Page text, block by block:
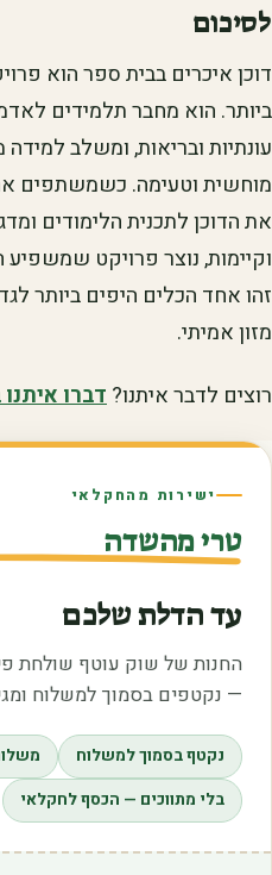
לסיכום
דוכן איכרים בבית ספר הוא
ביותר. הוא מחבר תלמידים
עונתיות ובריאות, ומשלב
מוחשית וטעימה. כשמשתפים
את הדוכן לתכנית הלימודים
וקיימות, נוצר פרויקט
זהו אחד הכלים היפים ביותר
מזון אמיתי.
רוצים לדבר איתנו?דברו
ישירות מהחקלאי
טרי מהשדה
עד הדלת שלכם
החנות של שוק עוטף שולחת
— נקטפים בסמוך למשלוח
נקטף בסמוך למשלוח
בלי מתווכים — הכסף לחקלאי